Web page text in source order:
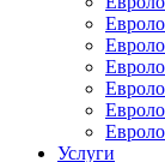
Услуги